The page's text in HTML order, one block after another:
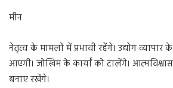
मीन
नेतृत्व के मामलों में प्रभावी रहेंगे। उद्योग व्यापार
आएगी। जोखिम के कार्यां को टालेंगे।
बनाए रखेंगे।